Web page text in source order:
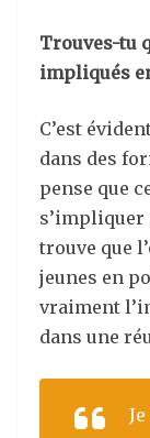
Trouves-tu
impliqués
C’est
dans des
pense que
s’impliquer
trouve que
jeunes en
vraiment
dans une